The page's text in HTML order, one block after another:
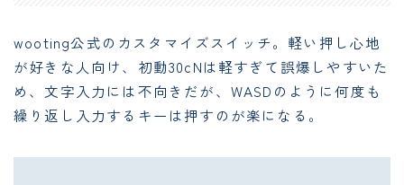
wooting公式のカスタマイズスイッチ。軽い押し心地
が好きな人向け、初動30cNは軽すぎて誤爆しやすいた
め、文字入力には不向きだが、WASDのように何度も
繰り返し入力するキーは押すのが楽になる。